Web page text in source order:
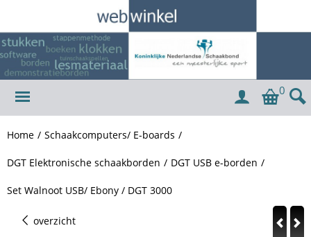
0
Home / Schaakcomputers/ E-boards /
DGT Elektronische schaakborden / DGT USB e-borden /
Set Walnoot USB/ Ebony / DGT 3000
overzicht